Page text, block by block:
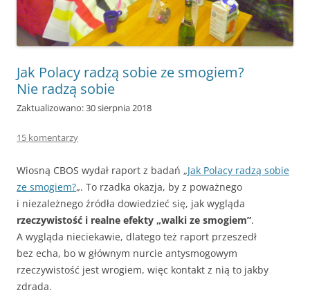
Jak Polacy radzą sobie ze smogiem?
Nie radzą sobie
Zaktualizowano: 30 sierpnia 2018
15 komentarzy
Wiosną CBOS wydał raport z badań „Jak Polacy radzą sobie
ze smogiem?„. To rzadka okazja, by z poważnego
i niezależnego źródła dowiedzieć się, jak wygląda
rzeczywistość i realne efekty „walki ze smogiem”.
A wygląda nieciekawie, dlatego też raport przeszedł
bez echa, bo w głównym nurcie antysmogowym
rzeczywistość jest wrogiem, więc kontakt z nią to jakby
zdrada.